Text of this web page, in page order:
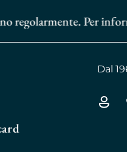
Per
Dal
Via